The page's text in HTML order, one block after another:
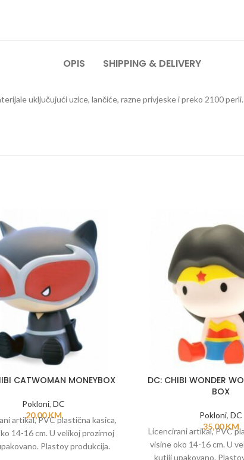
OPIS SHIPPING & DELIVERY
uključujući uzice, lančiće, razne privjeske i preko 2100
CATWOMAN MONEYBOX
Pokloni, DC
20,00KM
artikal, PVC plastična kasica,
14-16 cm. U velikoj prozirnoj
Plastoy produkcija.
DC: CHIBI WONDER
BOX
Pokloni, DC
35,00KM
Licencirani artikal, PVC
visine oko 14-16 cm. U
kutiji upakovano.